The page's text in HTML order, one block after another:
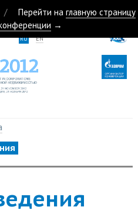
/ Перейти на главную страницу
→
RU EN